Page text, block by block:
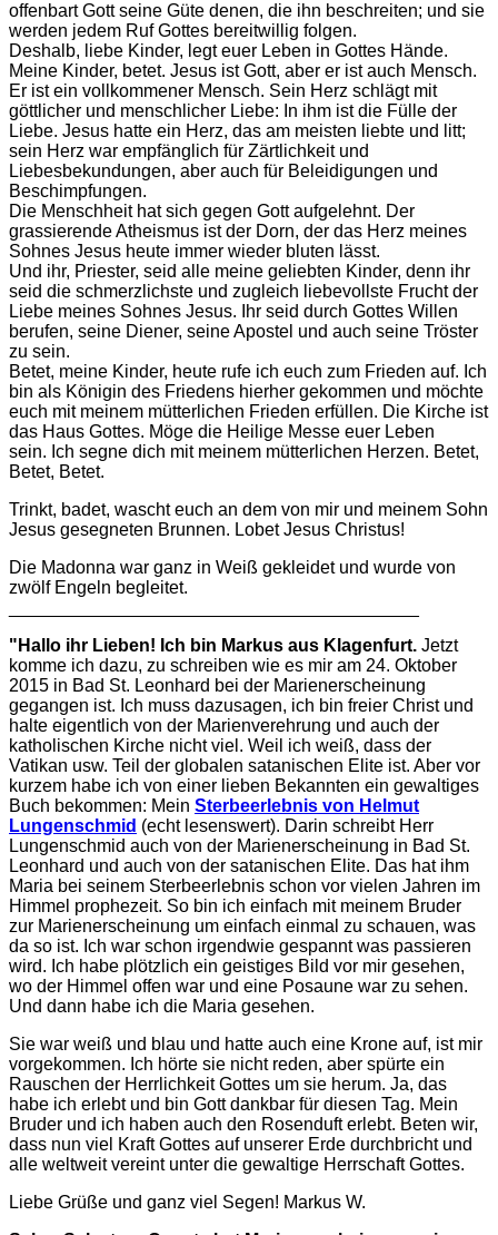
offenbart Gott seine Güte denen, die ihn beschreiten; und sie
werden jedem Ruf Gottes bereitwillig folgen.
Deshalb, liebe Kinder, legt euer Leben in Gottes Hände.
Meine Kinder, betet. Jesus ist Gott, aber er ist auch Mensch.
Er ist ein vollkommener Mensch. Sein Herz schlägt mit
göttlicher und menschlicher Liebe: In ihm ist die Fülle der
Liebe. Jesus hatte ein Herz, das am meisten liebte und litt;
sein Herz war empfänglich für Zärtlichkeit und
Liebesbekundungen, aber auch für Beleidigungen und
Beschimpfungen.
Die Menschheit hat sich gegen Gott aufgelehnt. Der
grassierende Atheismus ist der Dorn, der das Herz meines
Sohnes Jesus heute immer wieder bluten lässt.
Und ihr, Priester, seid alle meine geliebten Kinder, denn ihr
seid die schmerzlichste und zugleich liebevollste Frucht der
Liebe meines Sohnes Jesus. Ihr seid durch Gottes Willen
berufen, seine Diener, seine Apostel und auch seine Tröster
zu sein.
Betet, meine Kinder, heute rufe ich euch zum Frieden auf. Ich
bin als Königin des Friedens hierher gekommen und möchte
euch mit meinem mütterlichen Frieden erfüllen. Die Kirche ist
das Haus Gottes. Möge die Heilige Messe euer Leben
sein. Ich segne dich mit meinem mütterlichen Herzen. Betet,
Betet, Betet.
Trinkt, badet, wascht euch an dem von mir und meinem Sohn
Jesus gesegneten Brunnen. Lobet Jesus Christus!
Die Madonna war ganz in Weiß gekleidet und wurde von
zwölf Engeln begleitet.
"Hallo ihr Lieben! Ich bin Markus aus Klagenfurt. Jetzt
komme ich dazu, zu schreiben wie es mir am 24. Oktober
2015 in Bad St. Leonhard bei der Marienerscheinung
gegangen ist. Ich muss dazusagen, ich bin freier Christ und
halte eigentlich von der Marienverehrung und auch der
katholischen Kirche nicht viel. Weil ich weiß, dass der
Vatikan usw. Teil der globalen satanischen Elite ist. Aber vor
kurzem habe ich von einer lieben Bekannten ein gewaltiges
Buch bekommen: Mein Sterbeerlebnis von Helmut
Lungenschmid (echt lesenswert). Darin schreibt Herr
Lungenschmid auch von der Marienerscheinung in Bad St.
Leonhard und auch von der satanischen Elite. Das hat ihm
Maria bei seinem Sterbeerlebnis schon vor vielen Jahren im
Himmel prophezeit. So bin ich einfach mit meinem Bruder
zur Marienerscheinung um einfach einmal zu schauen, was
da so ist. Ich war schon irgendwie gespannt was passieren
wird. Ich habe plötzlich ein geistiges Bild vor mir gesehen,
wo der Himmel offen war und eine Posaune war zu sehen.
Und dann habe ich die Maria gesehen.
Sie war weiß und blau und hatte auch eine Krone auf, ist mir
vorgekommen. Ich hörte sie nicht reden, aber spürte ein
Rauschen der Herrlichkeit Gottes um sie herum. Ja, das
habe ich erlebt und bin Gott dankbar für diesen Tag. Mein
Bruder und ich haben auch den Rosenduft erlebt. Beten wir,
dass nun viel Kraft Gottes auf unserer Erde durchbricht und
alle weltweit vereint unter die gewaltige Herrschaft Gottes.
Liebe Grüße und ganz viel Segen! Markus W.